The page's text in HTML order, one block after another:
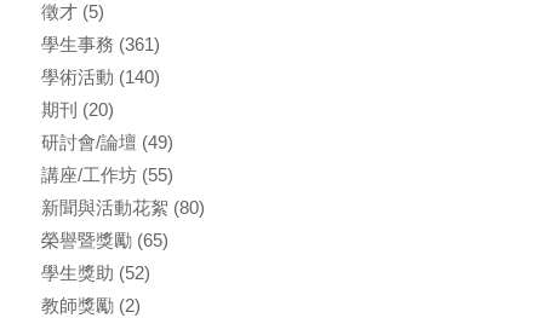
徵才(5)
學生事務 (361)
學術活動 (140)
期刊 (20)
研討會/論壇 (49)
講座/工作坊(55)
新聞與活動花絮 (80)
榮譽暨獎勵(65)
學生獎助 (52)
教師獎勵(2)